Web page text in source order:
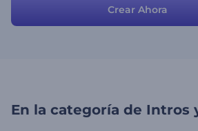
Crear Ahora
En la categoría de Intros